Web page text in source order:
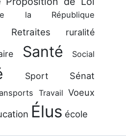
la République
Retraites ruralité
Santé Social
Sport Sénat
Travail Voeux
Élus école